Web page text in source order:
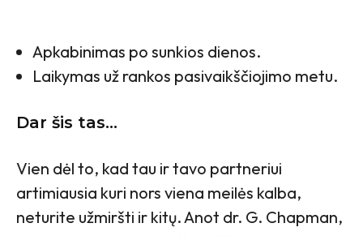
Apkabinimas po sunkios dienos.
Laikymas už rankos pasivaikščiojimo metu.
Dar šis tas…
Vien dėl to, kad tau ir tavo partneriui
artimiausia kuri nors viena meilės kalba,
neturite užmiršti ir kitų. Anot dr. G. Chapman,